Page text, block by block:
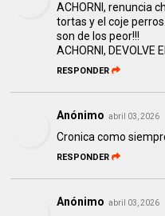
ACHORNI, renuncia
tortas y el coje perros.
son de los peor!!!
ACHORNI, DEVOLVE
RESPONDER
Anónimo abril 03, 2026
Cronica como
RESPONDER
Anónimo abril 03, 2026